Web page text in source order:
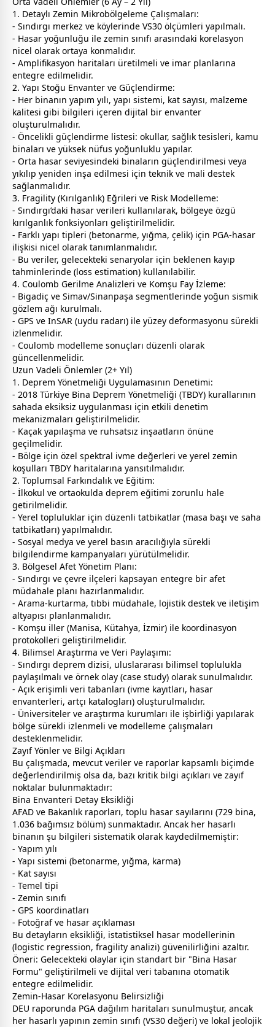
1. Detaylı Zemin Mikrobölgeleme Çalışmaları:
- Sındırgı merkez ve köylerinde VS30 ölçümleri yapılmalı.
- Hasar yoğunluğu ile zemin sınıfı arasındaki korelasyon
nicel olarak ortaya konmalıdır.
- Amplifikasyon haritaları üretilmeli ve imar planlarına
entegre edilmelidir.
2. Yapı Stoğu Envanter ve Güçlendirme:
- Her binanın yapım yılı, yapı sistemi, kat sayısı, malzeme
kalitesi gibi bilgileri içeren dijital bir envanter
oluşturulmalıdır.
- Öncelikli güçlendirme listesi: okullar, sağlık tesisleri, kamu
binaları ve yüksek nüfus yoğunluklu yapılar.
- Orta hasar seviyesindeki binaların güçlendirilmesi veya
yıkılıp yeniden inşa edilmesi için teknik ve mali destek
sağlanmalıdır.
3. Fragility (Kırılganlık) Eğrileri ve Risk Modelleme:
- Sındırgı’daki hasar verileri kullanılarak, bölgeye özgü
kırılganlık fonksiyonları geliştirilmelidir.
- Farklı yapı tipleri (betonarme, yığma, çelik) için PGA-hasar
ilişkisi nicel olarak tanımlanmalıdır.
- Bu veriler, gelecekteki senaryolar için beklenen kayıp
tahminlerinde (loss estimation) kullanılabilir.
4. Coulomb Gerilme Analizleri ve Komşu Fay İzleme:
- Bigadiç ve Simav/Sinanpaşa segmentlerinde yoğun sismik
gözlem ağı kurulmalı.
- GPS ve InSAR (uydu radarı) ile yüzey deformasyonu sürekli
izlenmelidir.
- Coulomb modelleme sonuçları düzenli olarak
güncellenmelidir.
Uzun Vadeli Önlemler (2+ Yıl)
1. Deprem Yönetmeliği Uygulamasının Denetimi:
- 2018 Türkiye Bina Deprem Yönetmeliği (TBDY) kurallarının
sahada eksiksiz uygulanması için etkili denetim
mekanizmaları geliştirilmelidir.
- Kaçak yapılaşma ve ruhsatsız inşaatların önüne
geçilmelidir.
- Bölge için özel spektral ivme değerleri ve yerel zemin
koşulları TBDY haritalarına yansıtılmalıdır.
2. Toplumsal Farkındalık ve Eğitim:
- İlkokul ve ortaokulda deprem eğitimi zorunlu hale
getirilmelidir.
- Yerel topluluklar için düzenli tatbikatlar (masa başı ve saha
tatbikatları) yapılmalıdır.
- Sosyal medya ve yerel basın aracılığıyla sürekli
bilgilendirme kampanyaları yürütülmelidir.
3. Bölgesel Afet Yönetim Planı:
- Sındırgı ve çevre ilçeleri kapsayan entegre bir afet
müdahale planı hazırlanmalıdır.
- Arama-kurtarma, tıbbi müdahale, lojistik destek ve iletişim
altyapısı planlanmalıdır.
- Komşu iller (Manisa, Kütahya, İzmir) ile koordinasyon
protokolleri geliştirilmelidir.
4. Bilimsel Araştırma ve Veri Paylaşımı:
- Sındırgı deprem dizisi, uluslararası bilimsel toplulukla
paylaşılmalı ve örnek olay (case study) olarak sunulmalıdır.
- Açık erişimli veri tabanları (ivme kayıtları, hasar
envanterleri, artçı katalogları) oluşturulmalıdır.
- Üniversiteler ve araştırma kurumları ile işbirliği yapılarak
bölge sürekli izlenmeli ve modelleme çalışmaları
desteklenmelidir.
Zayıf Yönler ve Bilgi Açıkları
Bu çalışmada, mevcut veriler ve raporlar kapsamlı biçimde
değerlendirilmiş olsa da, bazı kritik bilgi açıkları ve zayıf
noktalar bulunmaktadır:
Bina Envanteri Detay Eksikliği
AFAD ve Bakanlık raporları, toplu hasar sayılarını (729 bina,
1.036 bağımsız bölüm) sunmaktadır. Ancak her hasarlı
binanın şu bilgileri sistematik olarak kaydedilmemiştir:
- Yapım yılı
- Yapı sistemi (betonarme, yığma, karma)
- Kat sayısı
- Temel tipi
- Zemin sınıfı
- GPS koordinatları
- Fotoğraf ve hasar açıklaması
Bu detayların eksikliği, istatistiksel hasar modellerinin
(logistic regression, fragility analizi) güvenilirliğini azaltır.
Öneri: Gelecekteki olaylar için standart bir "Bina Hasar
Formu" geliştirilmeli ve dijital veri tabanına otomatik
entegre edilmelidir.
Zemin-Hasar Korelasyonu Belirsizliği
DEU raporunda PGA dağılım haritaları sunulmuştur, ancak
her hasarlı yapının zemin sınıfı (VS30 değeri) ve lokal jeolojik